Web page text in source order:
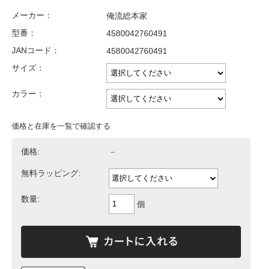
メーカー：
俺流総本家
型番：
4580042760491
JANコード：
4580042760491
サイズ：
カラー：
価格と在庫を一覧で確認する
価格: －
無料ラッピング:
数量:
個